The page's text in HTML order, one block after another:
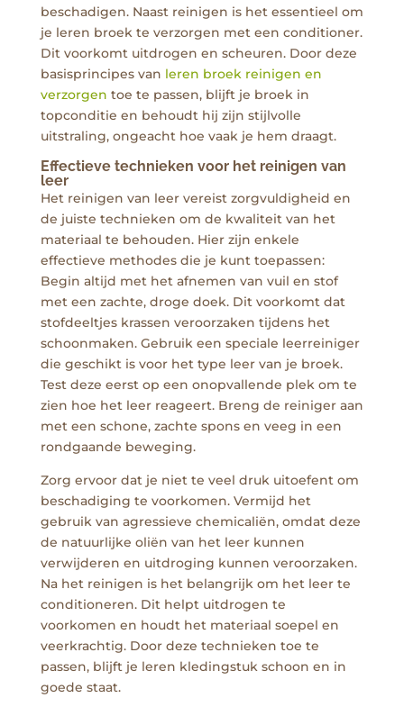
beschadigen. Naast reinigen is het essentieel om
je leren broek te verzorgen met een conditioner.
Dit voorkomt uitdrogen en scheuren. Door deze
basisprincipes van leren broek reinigen en
verzorgen toe te passen, blijft je broek in
topconditie en behoudt hij zijn stijlvolle
uitstraling, ongeacht hoe vaak je hem draagt.
Effectieve technieken voor het reinigen van
leer
Het reinigen van leer vereist zorgvuldigheid en
de juiste technieken om de kwaliteit van het
materiaal te behouden. Hier zijn enkele
effectieve methodes die je kunt toepassen:
Begin altijd met het afnemen van vuil en stof
met een zachte, droge doek. Dit voorkomt dat
stofdeeltjes krassen veroorzaken tijdens het
schoonmaken. Gebruik een speciale leerreiniger
die geschikt is voor het type leer van je broek.
Test deze eerst op een onopvallende plek om te
zien hoe het leer reageert. Breng de reiniger aan
met een schone, zachte spons en veeg in een
rondgaande beweging.
Zorg ervoor dat je niet te veel druk uitoefent om
beschadiging te voorkomen. Vermijd het
gebruik van agressieve chemicaliën, omdat deze
de natuurlijke oliën van het leer kunnen
verwijderen en uitdroging kunnen veroorzaken.
Na het reinigen is het belangrijk om het leer te
conditioneren. Dit helpt uitdrogen te
voorkomen en houdt het materiaal soepel en
veerkrachtig. Door deze technieken toe te
passen, blijft je leren kledingstuk schoon en in
goede staat.